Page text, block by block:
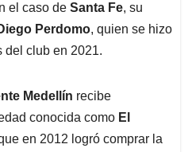
el caso de Santa Fe, su
Perdomo, quien se hizo
del club en 2021.
Medellín recibe
conocida como El
en 2012 logró comprar la